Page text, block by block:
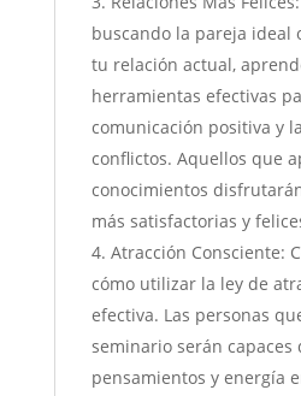
buscando la pareja ideal
tu relación actual,
herramientas efectivas
comunicación positiva y
conflictos. Aquellos que
conocimientos
más satisfactorias y
Atracción Consciente:
cómo utilizar la ley de
efectiva. Las personas
seminario serán capaces
pensamientos y energía